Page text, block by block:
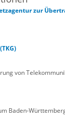
zur
von
Baden-